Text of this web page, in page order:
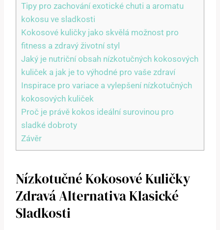
Tipy pro zachování exotické chuti a aromatu
kokosu ve sladkosti
Kokosové kuličky jako skvělá možnost pro
fitness a zdravý životní styl
Jaký je nutriční obsah nízkotučných kokosových
kuliček a jak je to výhodné pro vaše zdraví
Inspirace pro variace a vylepšení nízkotučných
kokosových kuliček
Proč je právě kokos ideální surovinou pro
sladké dobroty
Závěr
Nízkotučné Kokosové Kuličky
Zdravá Alternativa Klasické
Sladkosti